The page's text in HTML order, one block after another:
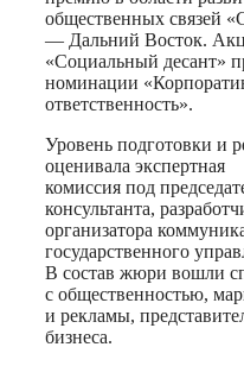
общественных связей
— Дальний Восток.
«Социальный десант»
номинации
ответственность».
Уровень подготовки и
оценивала экспертная
комиссия под
консультанта,
организатора
государственного
В состав жюри вошли
с общественностью,
и рекламы,
бизнеса.